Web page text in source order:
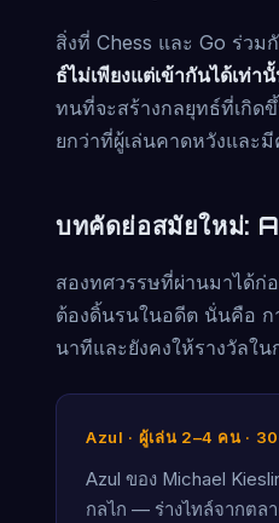
สิ่งที่ Chess และ Go ร่ว
ธ์ไม่เพียงแต่เข้ากันได้เท่
ทนที่จะสร้างกลยุทธ์ที่เกิ
ยกว่าที่ผู้เล่นคาดหวังและ
บทคัดย่อสมัยใหม่:
สองทศวรรษที่ผ่านมาได้ก่
ต้องดิ้นรนในอดีต นั่นคือ ก
นาทีและยังคงให้รางวัลใ
Azul · ผู้เล่น 2–4 คน ·
Azul ของ Michael
กลไก — ร่างไทล์จากตล